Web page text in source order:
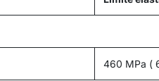
460 MPa (